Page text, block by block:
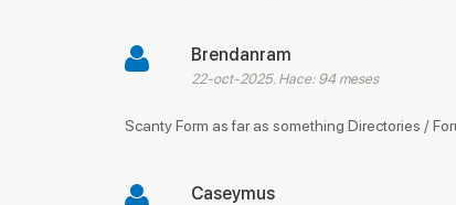
Brendanram
22-oct-2025. Hace: 94 meses
Scanty Form as far as something Directories /
Caseymus